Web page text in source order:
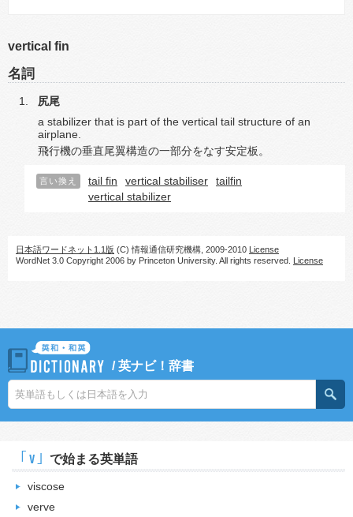
vertical fin
名詞
尻尾
a stabilizer that is part of the vertical tail structure of an
airplane.
飛行機の垂直尾翼構造の一部分をなす安定板。
言い換え tail fin vertical stabiliser
tailfin
vertical stabilizer
日本語ワードネット1.1版 (C) 情報通信研究機構, 2009-2010 License
WordNet 3.0 Copyright 2006 by Princeton University. All rights reserved. License
/英ナビ！辞書
｢v｣ で始まる英単語
viscose
verve